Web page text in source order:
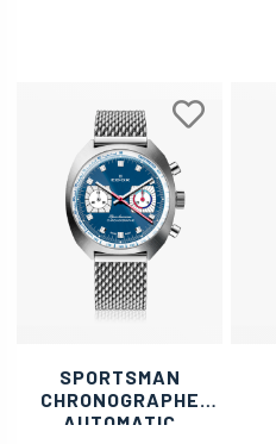
SPORTSMAN
CHRONOGRAPHE
AUTOMATIC